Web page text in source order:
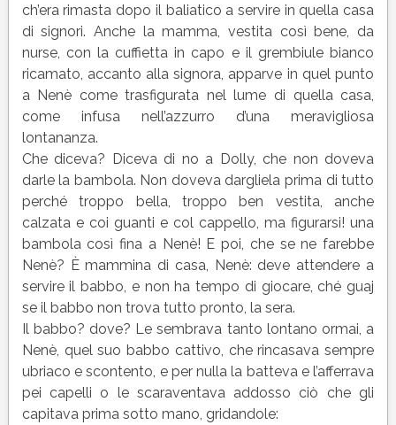
ch’era rimasta dopo il baliatico a servire in quella casa
di signori. Anche la mamma, vestita così bene, da
nurse, con la cuffietta in capo e il grembiule bianco
ricamato, accanto alla signora, apparve in quel punto
a Nenè come trasfigurata nel lume di quella casa,
come infusa nell’azzurro d’una meravigliosa
lontananza.
Che diceva? Diceva di no a Dolly, che non doveva
darle la bambola. Non doveva dargliela prima di tutto
perché troppo bella, troppo ben vestita, anche
calzata e coi guanti e col cappello, ma figurarsi! una
bambola così fina a Nenè! E poi, che se ne farebbe
Nenè? È mammina di casa, Nenè: deve attendere a
servire il babbo, e non ha tempo di giocare, ché guaj
se il babbo non trova tutto pronto, la sera.
Il babbo? dove? Le sembrava tanto lontano ormai, a
Nenè, quel suo babbo cattivo, che rincasava sempre
ubriaco e scontento, e per nulla la batteva e l’afferrava
pei capelli o le scaraventava addosso ciò che gli
capitava prima sotto mano, gridandole: